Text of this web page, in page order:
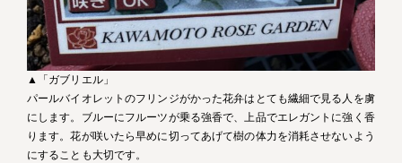
▲「ガブリエル」
パールバイオレットのフリンジがかった花弁はとても繊細で見る人を虜
にします。ブルーにフルーツが乗る強香で、上品でエレガントに強く香
ります。花が咲いたら早めに切ってあげて樹の体力を消耗させないよう
にすることも大切です。